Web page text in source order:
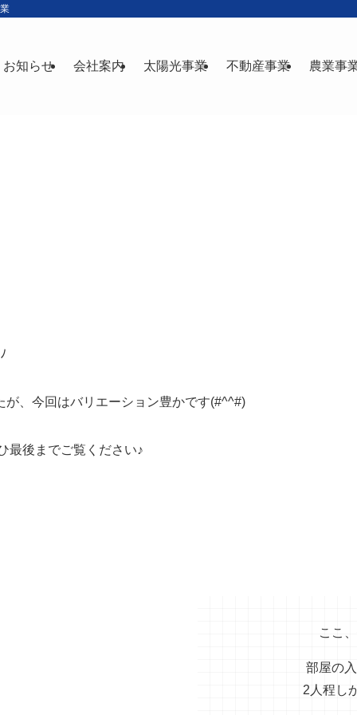
お知らせ 会社案内 太陽光事業 不動産事業 農業事
、今回はバリエーション豊かです(#^^#)
最後までご覧ください♪
ここ
部屋の
2人程し